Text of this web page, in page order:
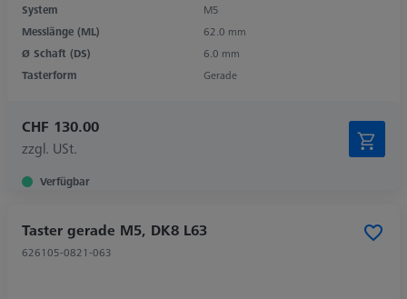
System
M5
Messlänge (ML)
62.0 mm
Ø Schaft (DS)
6.0 mm
Tasterform
Gerade
CHF 130.00
zzgl. USt.
Verfügbar
Taster gerade M5, DK8 L63
626105-0821-063